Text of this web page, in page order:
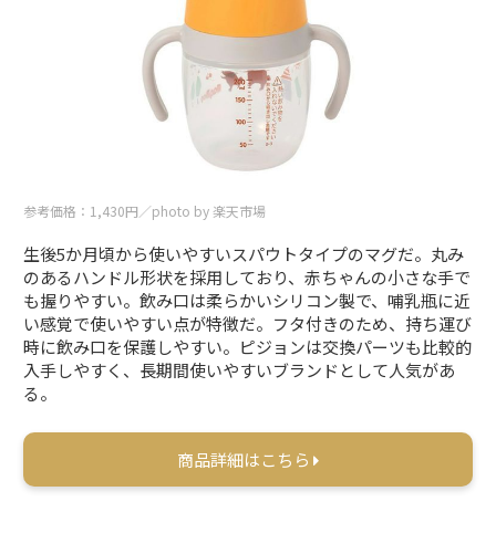
参考価格：1,430円／photo by 楽天市場
生後5か月頃から使いやすいスパウトタイプのマグだ。丸み
のあるハンドル形状を採用しており、赤ちゃんの小さな手で
も握りやすい。飲み口は柔らかいシリコン製で、哺乳瓶に近
い感覚で使いやすい点が特徴だ。フタ付きのため、持ち運び
時に飲み口を保護しやすい。ピジョンは交換パーツも比較的
入手しやすく、長期間使いやすいブランドとして人気があ
る。
商品詳細はこちら